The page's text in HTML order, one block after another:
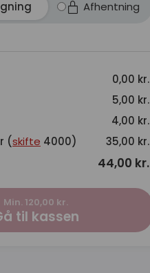
Afhentning
0,00 kr.
5,00 kr.
4,00 kr.
(skifte 4000) 35,00 kr.
44,00 kr.
Min. 120,00 kr.
til kassen